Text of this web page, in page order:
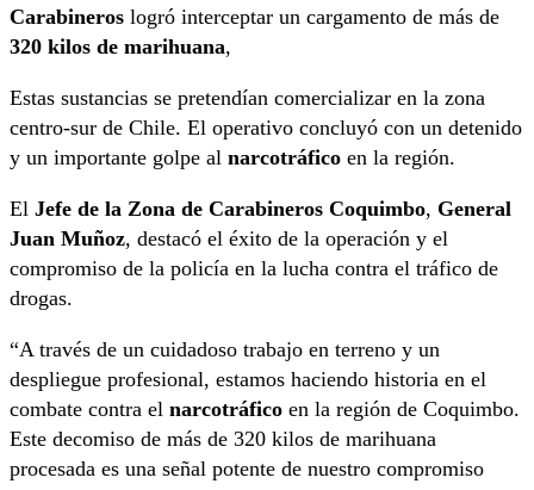
Carabineros logró interceptar un cargamento de más de
320 kilos de marihuana,
Estas sustancias se pretendían comercializar en la zona
centro-sur de Chile. El operativo concluyó con un detenido
y un importante golpe al narcotráfico en la región.
El Jefe de la Zona de Carabineros Coquimbo, General
Juan Muñoz, destacó el éxito de la operación y el
compromiso de la policía en la lucha contra el tráfico de
drogas.
“A través de un cuidadoso trabajo en terreno y un
despliegue profesional, estamos haciendo historia en el
combate contra el narcotráfico en la región de Coquimbo.
Este decomiso de más de 320 kilos de marihuana
procesada es una señal potente de nuestro compromiso